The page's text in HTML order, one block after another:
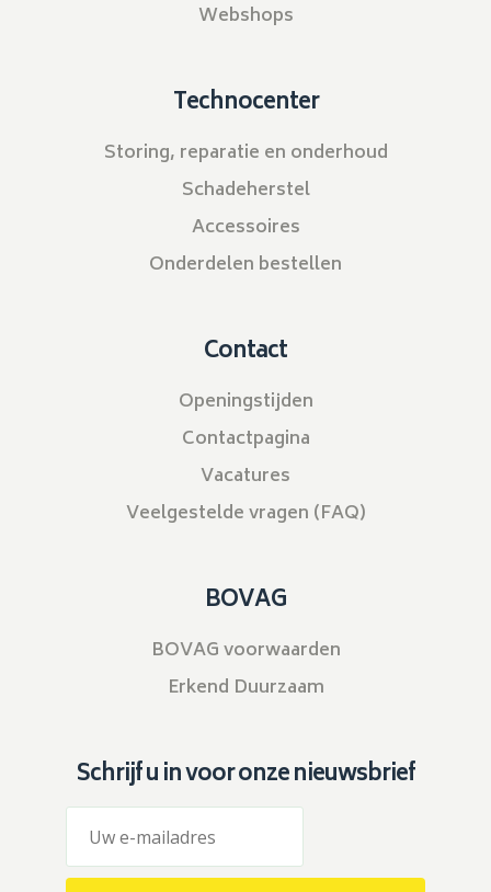
Webshops
Technocenter
Storing, reparatie en onderhoud
Schadeherstel
Accessoires
Onderdelen bestellen
Contact
Openingstijden
Contactpagina
Vacatures
Veelgestelde vragen (FAQ)
BOVAG
BOVAG voorwaarden
Erkend Duurzaam
Schrijf u in voor onze nieuwsbrief